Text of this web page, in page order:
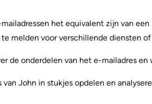
het equivalent zijn van
te melden voor verschillende diensten
de onderdelen van het e-mailadres en
John in stukjes opdelen en